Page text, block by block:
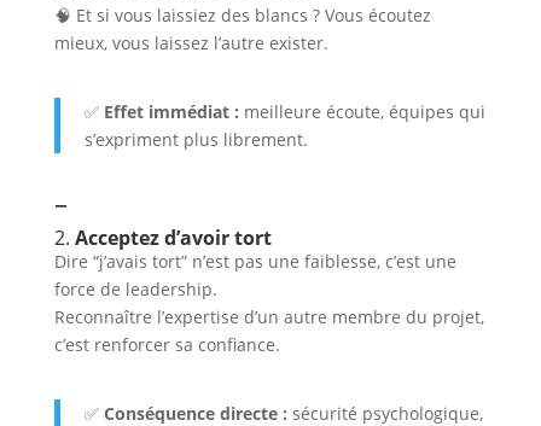
🧠 Et si vous laissiez des blancs ? Vous écoutez
mieux, vous laissez l’autre exister.
✅ Effet immédiat : meilleure écoute, équipes qui
s’expriment plus librement.
–
2. Acceptez d’avoir tort
Dire “j’avais tort” n’est pas une faiblesse, c’est une
force de leadership.
Reconnaître l’expertise d’un autre membre du projet,
c’est renforcer sa confiance.
✅ Conséquence directe : sécurité psychologique,